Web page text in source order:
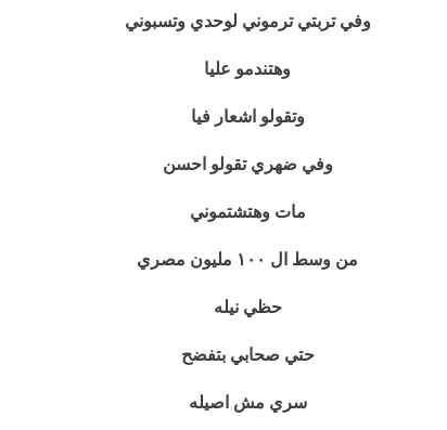
وفي تربتي ترموني لوحدي وتسبوني
وهتندمو عليا
وتقولو اشعار فيا
وفي ضهري تقولو احسن
مات وهتشتموني
من وسط ال ١٠٠ مليون مصري
حظي نيله
حتي صحابي بتفضح
سري مش اصيله